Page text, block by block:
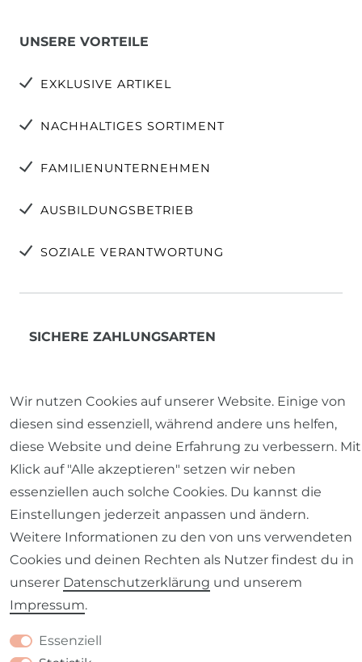
UNSERE VORTEILE
EXKLUSIVE ARTIKEL
NACHHALTIGES SORTIMENT
FAMILIENUNTERNEHMEN
AUSBILDUNGSBETRIEB
SOZIALE VERANTWORTUNG
SICHERE ZAHLUNGSARTEN
ÖFFNUNGSZEITEN
Lieblingsladen Baunach
Do. & Fr. 14.00 bis 18.00 Uhr
Samstag 10.00 bis 13.00 Uhr
SCHÖNER LEBEN. folgen
Wir nutzen Cookies auf unserer Website. Einige von
diesen sind essenziell, während andere uns helfen,
diese Website und deine Erfahrung zu verbessern. Mit
Klick auf "Alle akzeptieren" setzen wir neben
essenziellen auch solche Cookies. Du kannst die
Einstellungen jederzeit anpassen und ändern.
Weitere Informationen zu den von uns verwendeten
Cookies und deinen Rechten als Nutzer findest du in
unserer Daten­schutz­erklärung und unserem
Impressum.
Essenziell